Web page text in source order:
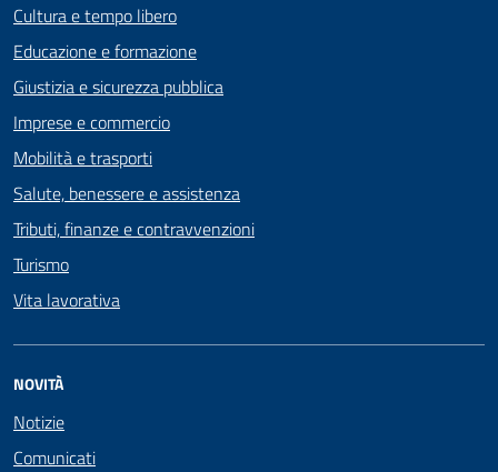
Cultura e tempo libero
Educazione e formazione
Giustizia e sicurezza pubblica
Imprese e commercio
Mobilità e trasporti
Salute, benessere e assistenza
Tributi, finanze e contravvenzioni
Turismo
Vita lavorativa
NOVITÀ
Notizie
Comunicati